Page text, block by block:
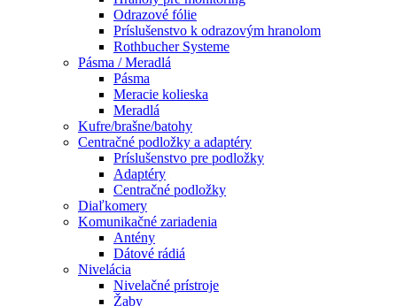
Odrazové fólie
Príslušenstvo k odrazovým hranolom
Rothbucher Systeme
Pásma / Meradlá
Pásma
Meracie kolieska
Meradlá
Kufre/brašne/batohy
Centračné podložky a adaptéry
Príslušenstvo pre podložky
Adaptéry
Centračné podložky
Diaľkomery
Komunikačné zariadenia
Antény
Dátové rádiá
Nivelácia
Nivelačné prístroje
Žaby